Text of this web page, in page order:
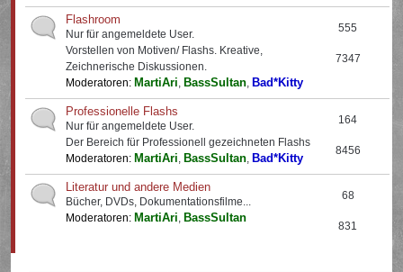
Flashroom
Nur für angemeldete User.
Vorstellen von Motiven/ Flashs. Kreative,
Zeichnerische Diskussionen.
Moderatoren: MartiAri, BassSultan, Bad*Kitty
555
7347
Professionelle Flashs
Nur für angemeldete User.
Der Bereich für Professionell gezeichneten Flashs
Moderatoren: MartiAri, BassSultan, Bad*Kitty
164
8456
Literatur und andere Medien
Bücher, DVDs, Dokumentationsfilme...
Moderatoren: MartiAri, BassSultan
68
831